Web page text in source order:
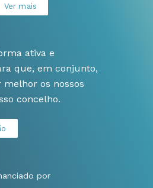
Ver mais
ativa e
que, em conjunto,
melhor os nossos
concelho.
por